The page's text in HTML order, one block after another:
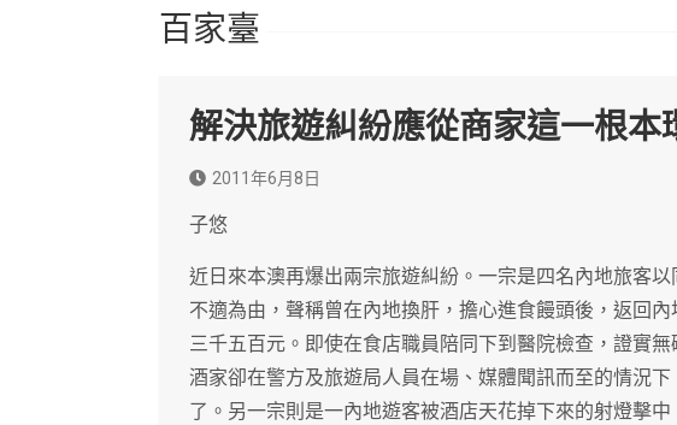
百家臺
解決旅遊糾紛應從商家這一根本
2011年6月8日
子悠
近日來本澳再爆出兩宗旅遊糾紛。一宗是四名內地旅客
不適為由，聲稱曾在內地換肝，擔心進食饅頭後，返回
三千五百元。即使在食店職員陪同下到醫院檢查，證實
酒家卻在警方及旅遊局人員在場、媒體聞訊而至的情況
了。另一宗則是一內地遊客被酒店天花掉下來的射燈擊